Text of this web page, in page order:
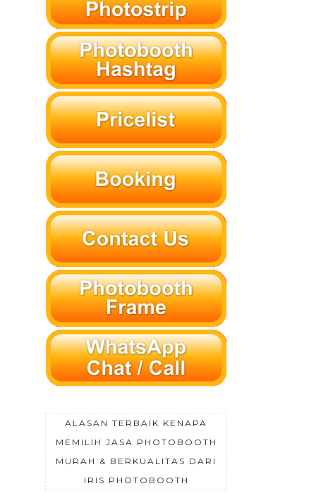
ALASAN TERBAIK KENAPA
MEMILIH JASA PHOTOBOOTH
MURAH & BERKUALITAS DARI
IRIS PHOTOBOOTH